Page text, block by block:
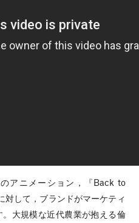
アニメーション，『Back to
して，ブランドがマーケティ
大規模な近代農業が抱える倫